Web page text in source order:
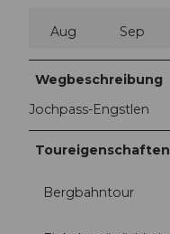
Aug Sep
Wegbeschreibung
Jochpass-Engstlen
Toureigenschaften
Bergbahntour